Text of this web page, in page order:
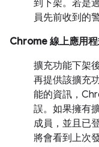
到下架。若是
員先前收到的
Chrome 線上應用
擴充功能下架
再提供該擴充
能的資訊，
誤。如果擁有
成員，並且已
將會看到上次